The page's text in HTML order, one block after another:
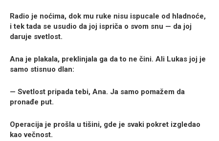
Radio je noćima, dok mu ruke nisu ispucale od hladnoće,
i tek tada se usudio da joj ispriča o svom snu — da joj
daruje svetlost.
Ana je plakala, preklinjala ga da to ne čini. Ali Lukas joj je
samo stisnuo dlan:
— Svetlost pripada tebi, Ana. Ja samo pomažem da
pronađe put.
Operacija je prošla u tišini, gde je svaki pokret izgledao
kao večnost.